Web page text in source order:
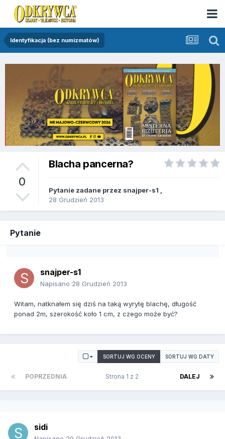
Identyfikacja (bez numizmatów)
0
Blacha pancerna?
Pytanie zadane przez snajper-s1
28 Grudzień 2013
Pytanie
snajper-s1
Napisano 28 Grudzień 2013
Witam, natknałem się dziś na taką wyrytę blachę, długość
ponad 2m, szerokość koło 1 cm, z czego może być?
SORTUJ WG OCENY SORTUJ WG DATY
POPRZEDNIA DALEJ
Strona 1 z 2
sidi